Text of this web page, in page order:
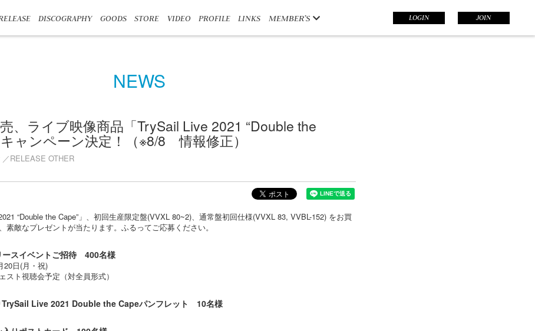
DISCOGRAPHY GOODS STORE VIDEO PROFILE LINKS MEMBER’S LOGIN JOIN
NEWS
、ライブ映像商品「TrySail Live 2021 “Double the
ャンペーン決定！（※8/8 情報修正）
RELEASE OTHER
“Double the Cape”」、初回生産限定盤(VVXL 80~2)、通常盤初回仕様(VVXL 83, VVBL-152) をお買
素敵なプレゼントが当たります。ふるってご応募ください。
スイベントご招待 400名様
日(月・祝)
スト視聴会予定（対全員形式）
Live 2021 Double the Capeパンフレット 10名様